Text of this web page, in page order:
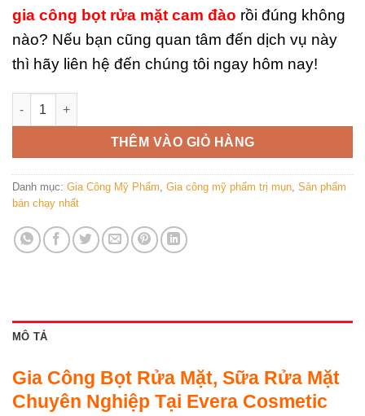
gia công bọt rửa mặt cam đào rồi đúng không
nào? Nếu bạn cũng quan tâm đến dịch vụ này
thì hãy liên hệ đến chúng tôi ngay hôm nay!
Gia Công Bọt Rửa Mặt Cam Đào: Gia Công Sữa Rửa Mặt
THÊM VÀO GIỎ HÀNG
Danh mục: Gia Công Mỹ Phẩm, Gia công mỹ phẩm trị mụn, Sản phẩm
bán chạy nhất
MÔ TẢ
Gia Công Bọt Rửa Mặt, Sữa Rửa Mặt
Chuyên Nghiệp Tại Evera Cosmetic